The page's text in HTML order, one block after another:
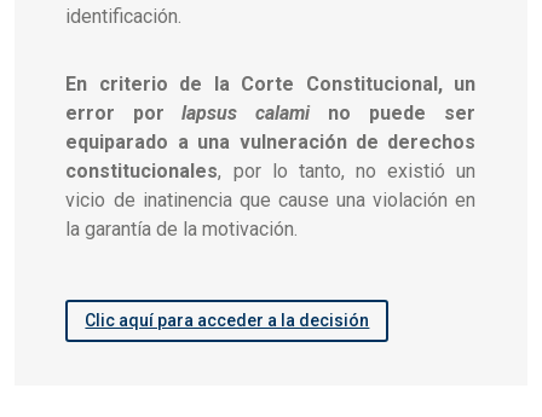
identificación.
En criterio de la Corte Constitucional, un
error porlapsus calami no puede ser
equiparado a una vulneración de derechos
constitucionales, por lo tanto, no existió un
vicio de inatinencia que cause una violación en
la garantía de la motivación.
Clic aquí para acceder a la decisión